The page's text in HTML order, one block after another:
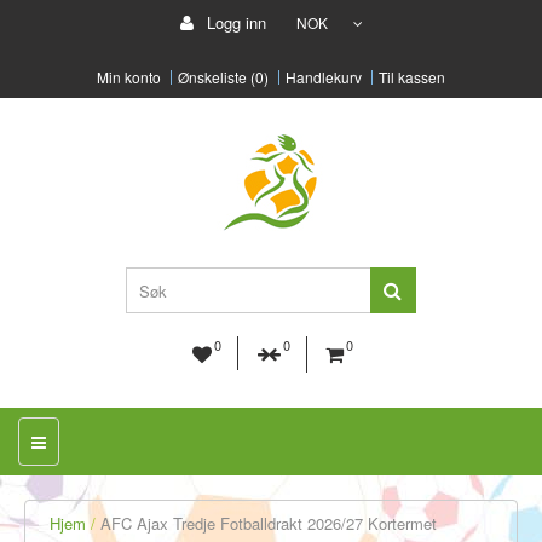
Logg inn NOK
Min konto Ønskeliste (0) Handlekurv Til kassen
0 0 0
Hjem AFC Ajax Tredje Fotballdrakt 2026/27 Kortermet